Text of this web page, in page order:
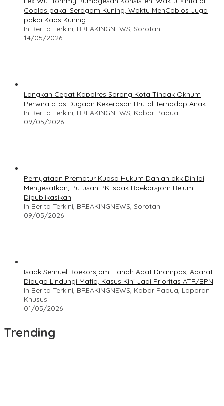
Coblos pakai Seragam Kuning, Waktu MenCoblos Juga
pakai Kaos Kuning.
In Berita Terkini, BREAKINGNEWS, Sorotan
14/05/2026
Langkah Cepat Kapolres Sorong Kota Tindak Oknum
Perwira atas Dugaan Kekerasan Brutal Terhadap Anak
In Berita Terkini, BREAKINGNEWS, Kabar Papua
09/05/2026
Pernyataan Prematur Kuasa Hukum Dahlan dkk Dinilai
Menyesatkan, Putusan PK Isaak Boekorsjom Belum
Dipublikasikan
In Berita Terkini, BREAKINGNEWS, Sorotan
09/05/2026
Isaak Semuel Boekorsjom: Tanah Adat Dirampas, Aparat
Diduga Lindungi Mafia, Kasus Kini Jadi Prioritas ATR/BPN
In Berita Terkini, BREAKINGNEWS, Kabar Papua, Laporan
Khusus
01/05/2026
Trending